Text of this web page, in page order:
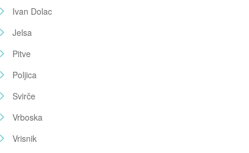
Ivan Dolac
Jelsa
Pitve
Poljica
Svirče
Vrboska
Vrisnik